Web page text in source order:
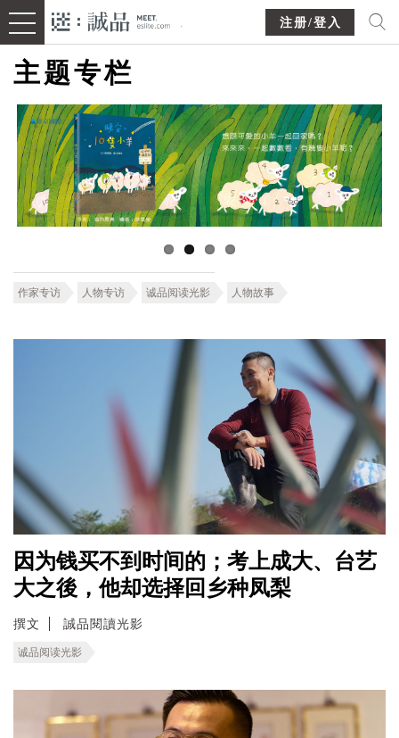
注册/登入
主题专栏
作家专访 人物专访 诚品阅读光影 人物故事
因为钱买不到时间的；考上成大、台艺
大之後，他却选择回乡种凤梨
撰文 誠品閱讀光影
诚品阅读光影